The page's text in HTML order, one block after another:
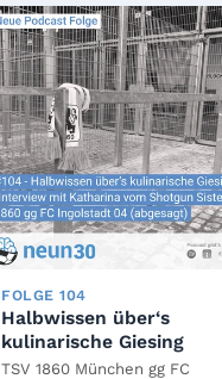
FOLGE 104
Halbwissen über‘s
kulinarische Giesing
TSV 1860 München gg FC